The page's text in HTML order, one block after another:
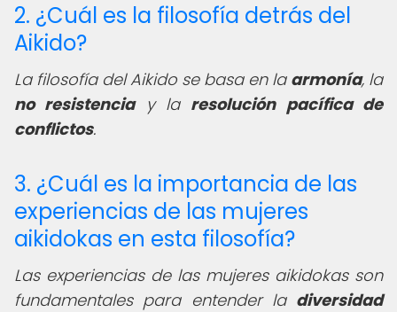
2. ¿Cuál es la filosofía detrás del
Aikido?
La filosofía del Aikido se basa en la armonía, la
no resistenciay la resolución pacífica de
conflictos.
3. ¿Cuál es la importancia de las
experiencias de las mujeres
aikidokas en esta filosofía?
Las experiencias de las mujeres aikidokas son
fundamentales para entender la diversidad